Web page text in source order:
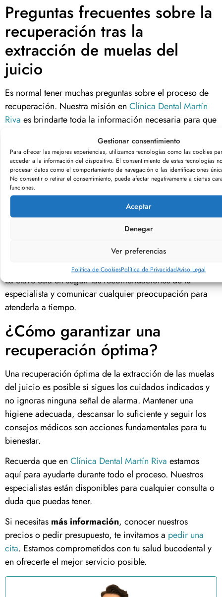
Gestionar consentimiento
Para ofrecer las mejores experiencias, utilizamos tecnologías como las cookies
acceder a la información del dispositivo. El consentimiento de estas tecnologías
procesar datos como el comportamiento de navegación o las identificaciones
No consentir o retirar el consentimiento, puede afectar negativamente a ciertas
funciones.
Aceptar
Denegar
Ver preferencias
Política de CookiesPolítica de PrivacidadAviso Legal
Preguntas frecuentes sobre la
recuperación tras la
extracción de muelas del
juicio
Es normal tener muchas preguntas sobre el proceso de
recuperación. Nuestra misión en Clínica Dental Martín
Riva es brindarte toda la información necesaria para que
Desde cuánto tiempo debes esperar para comer
alimentos sólidos hasta si es seguro hacer ejercicio,
aclaramos todas tus dudas para que tu experiencia sea
La clave está en seguir las recomendaciones de tu
especialista y comunicar cualquier preocupación para
atenderla a tiempo.
¿Cómo garantizar una
recuperación óptima?
Una recuperación óptima de la extracción de las muelas
del juicio es posible si sigues los cuidados indicados y
no ignoras ninguna señal de alarma. Mantener una
higiene adecuada, descansar lo suficiente y seguir los
consejos médicos son acciones fundamentales para tu
bienestar.
Recuerda que en Clínica Dental Martín Riva estamos
aquí para ayudarte durante todo el proceso. Nuestros
especialistas están disponibles para cualquier consulta o
duda que puedas tener.
Si necesitas más información, conocer nuestros
precios o pedir presupuesto, te invitamos a pedir una
cita. Estamos comprometidos con tu salud bucodental y
en ofrecerte el mejor servicio posible.